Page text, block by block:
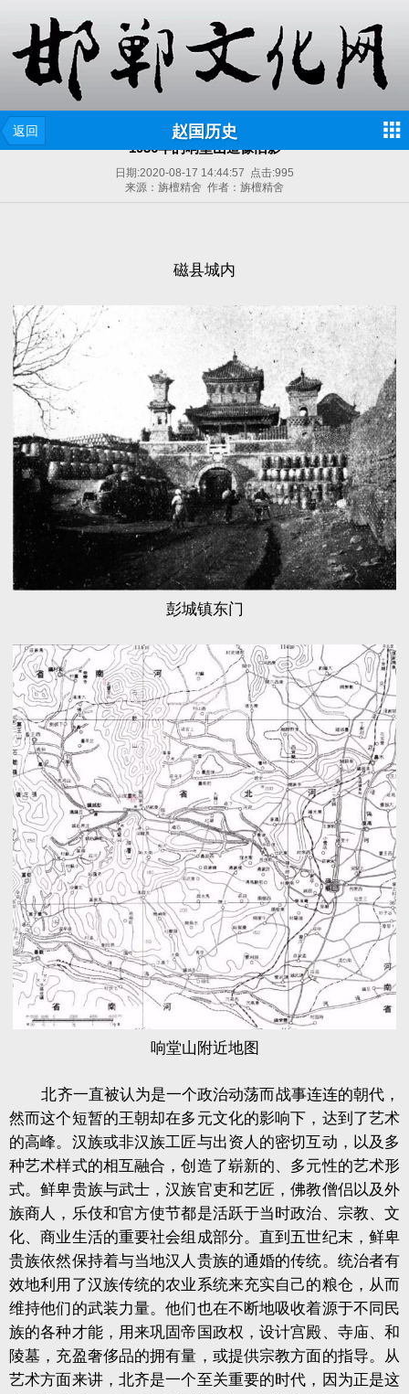
返回 赵国历史
1936年的响堂山造像旧影
日期:2020-08-17 14:44:57 点击:995
来源：旃檀精舍 作者：旃檀精舍
磁县城内
彭城镇东门
响堂山附近地图
北齐一直被认为是一个政治动荡而战事连连的朝代，
然而这个短暂的王朝却在多元文化的影响下，达到了艺术
的高峰。汉族或非汉族工匠与出资人的密切互动，以及多
种艺术样式的相互融合，创造了崭新的、多元性的艺术形
式。鲜卑贵族与武士，汉族官吏和艺匠，佛教僧侣以及外
族商人，乐伎和官方使节都是活跃于当时政治、宗教、文
化、商业生活的重要社会组成部分。直到五世纪末，鲜卑
贵族依然保持着与当地汉人贵族的通婚的传统。统治者有
效地利用了汉族传统的农业系统来充实自己的粮仓，从而
维持他们的武装力量。他们也在不断地吸收着源于不同民
族的各种才能，用来巩固帝国政权，设计宫殿、寺庙、和
陵墓，充盈奢侈品的拥有量，或提供宗教方面的指导。从
艺术方面来讲，北齐是一个至关重要的时代，因为正是这